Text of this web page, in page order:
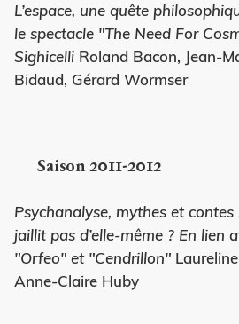
L’espace, une quête
le spectacle "The Need For
Sighicelli Roland Bacon, Jean-
Bidaud, Gérard Wormser
Saison 2011-2012
Psychanalyse, mythes et contes
jaillit pas d’elle-même ? En lien
"Orfeo" et "Cendrillon"
Anne-Claire Huby